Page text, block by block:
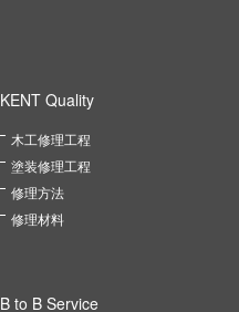
KENT Quality
木工修理工程
塗装修理工程
修理方法
修理材料
B to B Service